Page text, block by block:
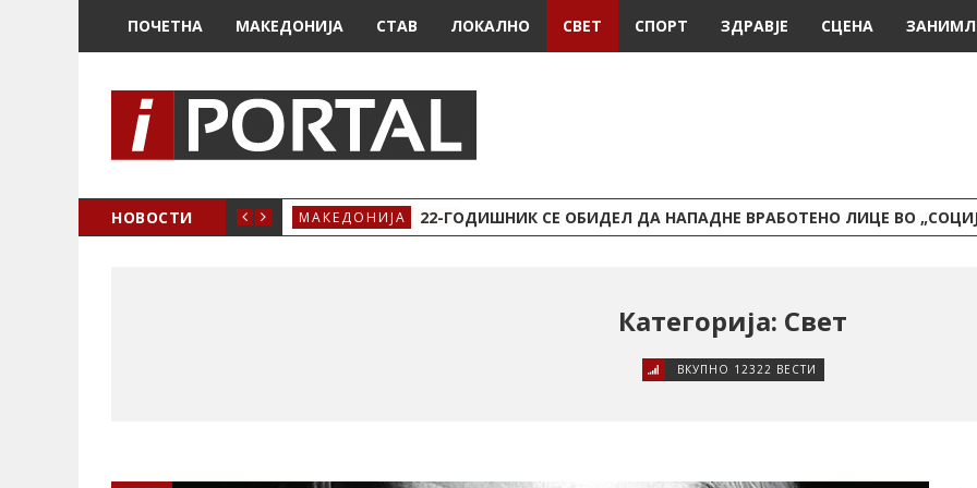
ПОЧЕТНА МАКЕДОНИЈА СТАВ ЛОКАЛНО СВЕТ СПОРТ ЗДРАВЈЕ СЦЕНА
НОВОСТИ
ЖЕНСКО ЗДРАВЈЕ ВО КРИВА ПАЛАНКА МАКЕДОНИЈА 22-ГОДИШНИК СЕ ОБИДЕЛ ДА НАПАДНЕ ВРАБОТЕНО ЛИЦЕ ВО
Категорија: Свет
ВКУПНО 12322 ВЕСТИ